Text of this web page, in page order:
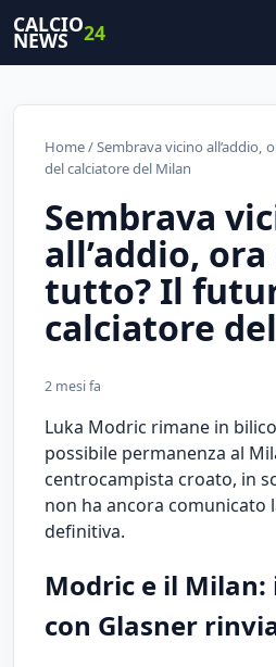
CALCIO
NEWS 24
Home/ Sembrava vicino
del calciatore del Milan
Sembrava
all’addio,
tutto? Il
calciatore
2 mesi fa
Luka Modric rimane in
possibile permanenza al
centrocampista croato, in
non ha ancora comunicato
definitiva.
Modric e il
con Glasner